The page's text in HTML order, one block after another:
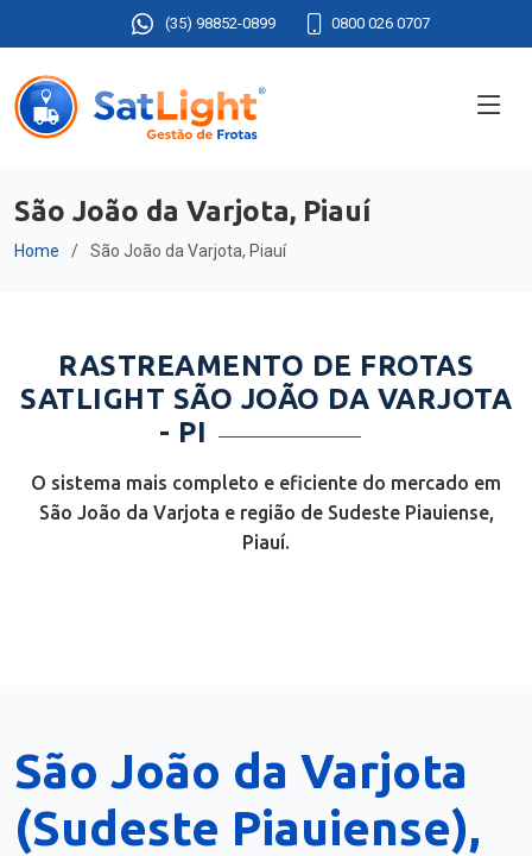
(35) 98852-0899 0800 026 0707
São João da Varjota, Piauí
Home São João da Varjota, Piauí
RASTREAMENTO DE FROTAS
SATLIGHT SÃO JOÃO DA VARJOTA
- PI
O sistema mais completo e eficiente do mercado em
São João da Varjota e região de Sudeste Piauiense,
Piauí.
São João da Varjota
(Sudeste Piauiense),